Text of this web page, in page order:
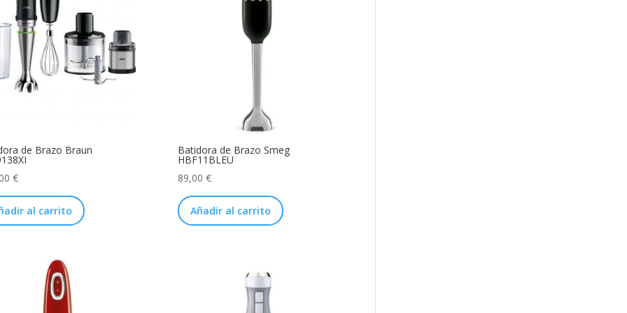
de Brazo Braun
€
al carrito
Batidora de Brazo Smeg
HBF11BLEU
89,00 €
Añadir al carrito